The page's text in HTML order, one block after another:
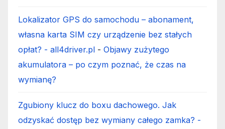
Lokalizator GPS do samochodu – abonament,
własna karta SIM czy urządzenie bez stałych
opłat? - all4driver.pl - Objawy zużytego
akumulatora – po czym poznać, że czas na
wymianę?
Zgubiony klucz do boxu dachowego. Jak
odzyskać dostęp bez wymiany całego zamka? -